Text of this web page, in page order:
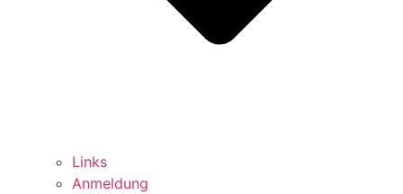
Links
Anmeldung